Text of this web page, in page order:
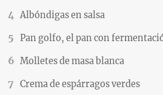
Albóndigas en salsa
Pan golfo, el pan con
Molletes de masa blanca
Crema de espárragos verdes